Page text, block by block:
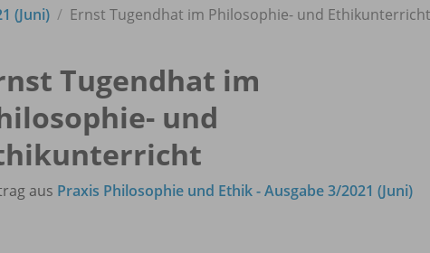
(Juni) Ernst Tugendhat im Philosophie- und Ethikunterricht
Tugendhat im
und
aus Praxis Philosophie und Ethik - Ausgabe 3/2021 (Juni)